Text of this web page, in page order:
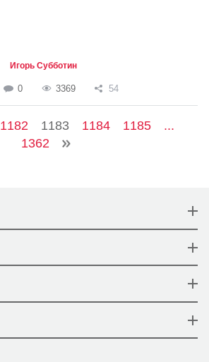
Игорь Субботин
0 3369 54
1182 1183 1184 1185
...
1362